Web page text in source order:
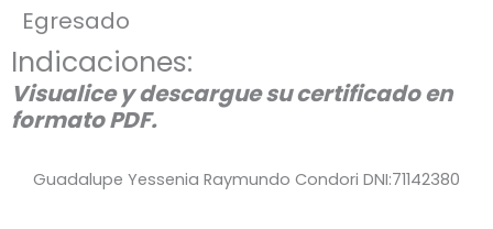
Egresado
Indicaciones:
Visualice y descargue su certificado en
formato PDF.
Guadalupe Yessenia Raymundo Condori DNI:71142380